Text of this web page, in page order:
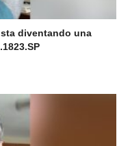
diventando una